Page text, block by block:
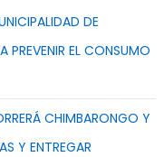
DE
PREVENIR EL CONSUMO
CHIMBARONGO Y
Y ENTREGAR